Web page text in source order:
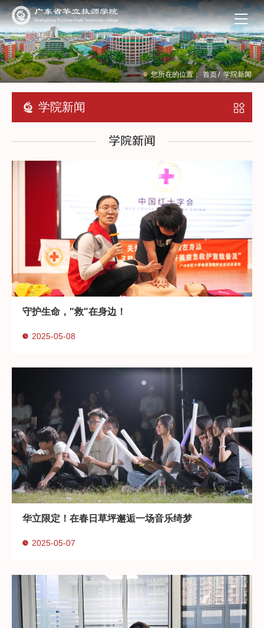
您所在的位置： 首页/ 学院新闻
学院新闻
学院新闻
守护生命，"救"在身边！
2025-05-08
华立限定！在春日草坪邂逅一场音乐绮梦
2025-05-07